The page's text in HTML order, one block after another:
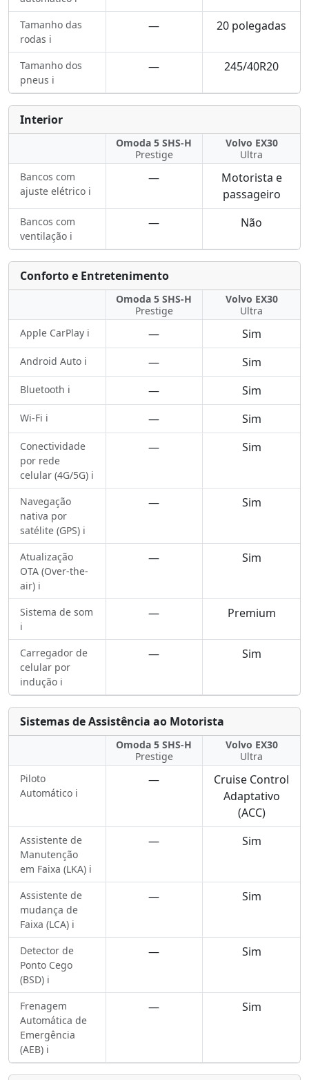
Tamanho das
rodas ℹ️
— 20 polegadas
Tamanho dos
pneus ℹ️
— 245/40R20
Interior
Omoda 5 SHS-H
Prestige
Volvo EX30
Ultra
Bancos com
ajuste elétrico ℹ️
—
Motorista e
passageiro
Bancos com
ventilação ℹ️
— Não
Conforto e Entretenimento
Omoda 5 SHS-H
Prestige
Volvo EX30
Ultra
Apple CarPlay ℹ️
— Sim
Android Auto ℹ️ — Sim
Bluetooth ℹ️ — Sim
Wi-Fi ℹ️ — Sim
Conectividade
por rede
celular (4G/5G) ℹ️
— Sim
Navegação
nativa por
satélite (GPS) ℹ️
— Sim
Atualização
OTA (Over-the-
air) ℹ️
— Sim
Sistema de som
ℹ️
— Premium
Carregador de
celular por
indução ℹ️
— Sim
Sistemas de Assistência ao Motorista
Omoda 5 SHS-H
Prestige
Volvo EX30
Ultra
Piloto
Automático ℹ️
—
Cruise Control
Adaptativo
(ACC)
Assistente de
Manutenção
em Faixa (LKA) ℹ️
— Sim
Assistente de
mudança de
Faixa (LCA) ℹ️
— Sim
Detector de
Ponto Cego
(BSD) ℹ️
— Sim
Frenagem
Automática de
Emergência
(AEB) ℹ️
— Sim